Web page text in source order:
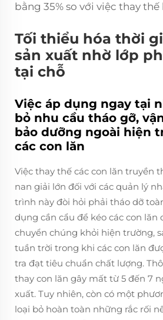
bằng 35% so với việc thay
Tối thiểu hóa thời
sản xuất nhờ lớp
tại chỗ
Việc áp dụng ngay tại
bỏ nhu cầu tháo gỡ,
bảo dưỡng ngoài hiện
các con lăn
Việc thay thế các con lăn truyền
nan giải lớn đối với các quản lý
trình này đòi hỏi phải tháo dỡ
dụng cần cẩu để kéo các con lăn
chuyển chúng khỏi hiện trường,
tuần trời trong khi các con lăn
tra đạt tiêu chuẩn chất lượng.
thay con lăn gây mất từ 5 đến 7
xuất. Tuy nhiên, còn có một
loại bỏ hoàn toàn những rắc rối